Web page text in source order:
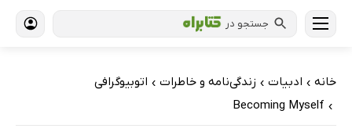
جستجو در
خانه › ادبیات › زندگی‌نامه و خاطرات › اتوبیوگرافی
›
Becoming Myself